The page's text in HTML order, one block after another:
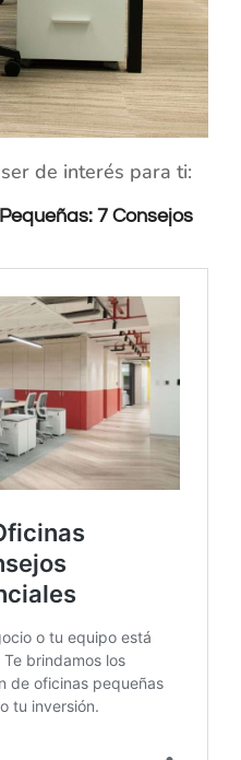
de interés para ti:
7 Consejos